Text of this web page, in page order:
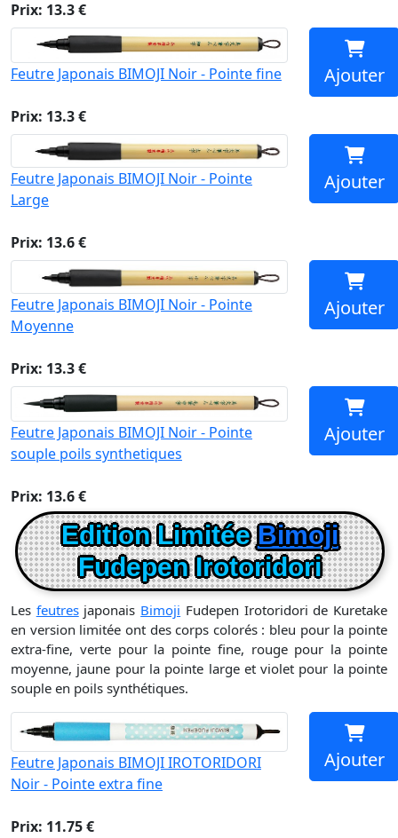
Prix: 13.3 €
Feutre Japonais BIMOJI Noir - Pointe fine
Prix: 13.3 €
Ajouter
Feutre Japonais BIMOJI Noir - Pointe
Large
Prix: 13.6 €
Ajouter
Feutre Japonais BIMOJI Noir - Pointe
Moyenne
Prix: 13.3 €
Ajouter
Feutre Japonais BIMOJI Noir - Pointe
souple poils synthetiques
Prix: 13.6 €
Ajouter
Edition LimitéeBimoji
Fudepen Irotoridori
Les feutresjaponais Bimoji Fudepen Irotoridori de Kuretake
en version limitée ont des corps colorés : bleu pour la pointe
extra-fine, verte pour la pointe fine, rouge pour la pointe
moyenne, jaune pour la pointe large et violet pour la pointe
souple en poils synthétiques.
Feutre Japonais BIMOJI IROTORIDORI
Noir - Pointe extra fine
Prix: 11.75 €
Ajouter